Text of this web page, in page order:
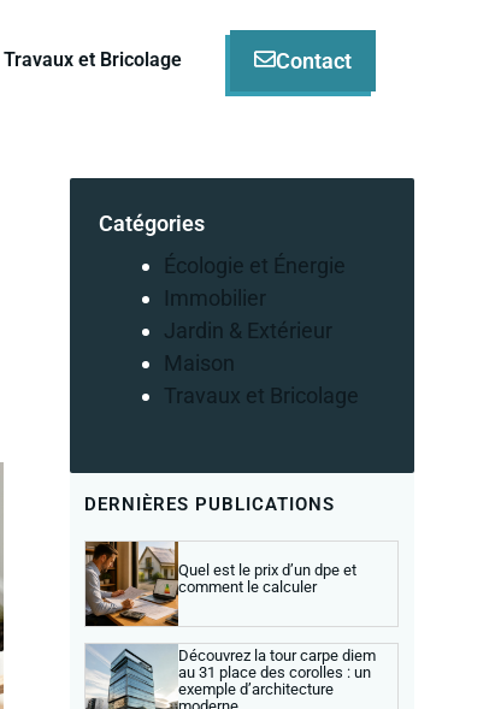
Travaux et Bricolage Contact
Catégories
Écologie et Énergie
Immobilier
Jardin & Extérieur
Maison
Travaux et Bricolage
DERNIÈRES PUBLICATIONS
Quel est le prix d’un dpe et
comment le calculer
Découvrez la tour carpe diem
au 31 place des corolles : un
exemple d’architecture